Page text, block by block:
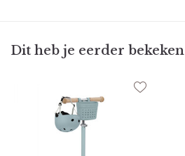
Dit heb je eerder bekeken